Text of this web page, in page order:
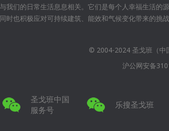
我们的日常生活息息相关。它们是每个人幸福生活的
时也积极应对可持续建筑、能效和气候变化带来的挑战
© 2004-2024 圣戈班（中
沪公网安备
圣戈班中国
服务号
乐搜圣戈班